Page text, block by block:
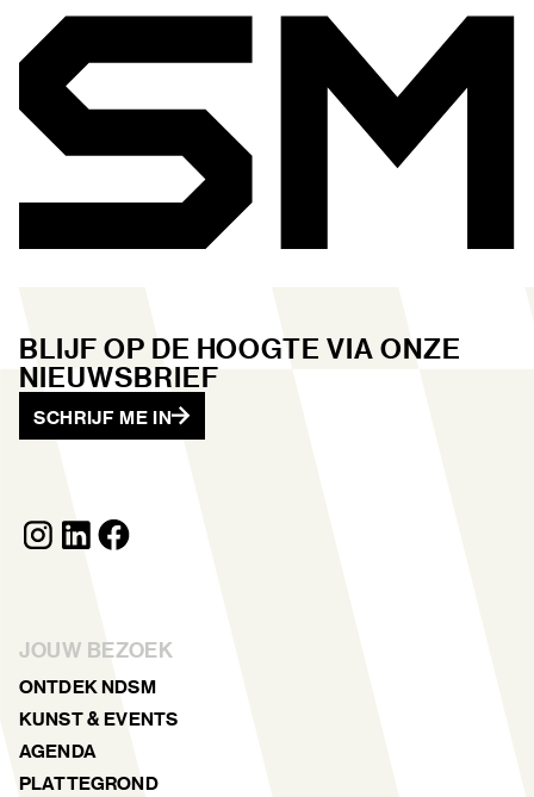
JOUW BEZOEK
ONTDEK NDSM
KUNST & EVENTS
AGENDA
PLATTEGROND
BLIJF OP DE HOOGTE VIA ONZE
NIEUWSBRIEF
SCHRIJF ME IN